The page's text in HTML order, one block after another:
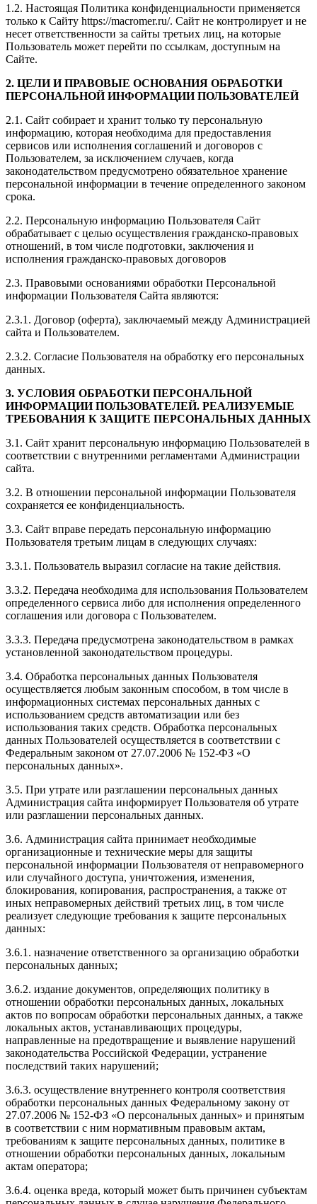
1.2. Настоящая Политика конфиденциальности применяется
только к Сайту https://macromer.ru/. Сайт не контролирует и не
несет ответственности за сайты третьих лиц, на которые
Пользователь может перейти по ссылкам, доступным на
Сайте.
2. ЦЕЛИ И ПРАВОВЫЕ ОСНОВАНИЯ ОБРАБОТКИ
ПЕРСОНАЛЬНОЙ ИНФОРМАЦИИ ПОЛЬЗОВАТЕЛЕЙ
2.1. Сайт собирает и хранит только ту персональную
информацию, которая необходима для предоставления
сервисов или исполнения соглашений и договоров с
Пользователем, за исключением случаев, когда
законодательством предусмотрено обязательное хранение
персональной информации в течение определенного законом
срока.
2.2. Персональную информацию Пользователя Сайт
обрабатывает с целью осуществления гражданско-правовых
отношений, в том числе подготовки, заключения и
исполнения гражданско-правовых договоров
2.3. Правовыми основаниями обработки Персональной
информации Пользователя Сайта являются:
2.3.1. Договор (оферта), заключаемый между Администрацией
сайта и Пользователем.
2.3.2. Согласие Пользователя на обработку его персональных
данных.
3. УСЛОВИЯ ОБРАБОТКИ ПЕРСОНАЛЬНОЙ
ИНФОРМАЦИИ ПОЛЬЗОВАТЕЛЕЙ. РЕАЛИЗУЕМЫЕ
ТРЕБОВАНИЯ К ЗАЩИТЕ ПЕРСОНАЛЬНЫХ ДАННЫХ
3.1. Сайт хранит персональную информацию Пользователей в
соответствии с внутренними регламентами Администрации
сайта.
3.2. В отношении персональной информации Пользователя
сохраняется ее конфиденциальность.
3.3. Сайт вправе передать персональную информацию
Пользователя третьим лицам в следующих случаях:
3.3.1. Пользователь выразил согласие на такие действия.
3.3.2. Передача необходима для использования Пользователем
определенного сервиса либо для исполнения определенного
соглашения или договора с Пользователем.
3.3.3. Передача предусмотрена законодательством в рамках
установленной законодательством процедуры.
3.4. Обработка персональных данных Пользователя
осуществляется любым законным способом, в том числе в
информационных системах персональных данных с
использованием средств автоматизации или без
использования таких средств. Обработка персональных
данных Пользователей осуществляется в соответствии с
Федеральным законом от 27.07.2006 № 152-ФЗ «О
персональных данных».
3.5. При утрате или разглашении персональных данных
Администрация сайта информирует Пользователя об утрате
или разглашении персональных данных.
3.6. Администрация сайта принимает необходимые
организационные и технические меры для защиты
персональной информации Пользователя от неправомерного
или случайного доступа, уничтожения, изменения,
блокирования, копирования, распространения, а также от
иных неправомерных действий третьих лиц, в том числе
реализует следующие требования к защите персональных
данных:
3.6.1. назначение ответственного за организацию обработки
персональных данных;
3.6.2. издание документов, определяющих политику в
отношении обработки персональных данных, локальных
актов по вопросам обработки персональных данных, а также
локальных актов, устанавливающих процедуры,
направленные на предотвращение и выявление нарушений
законодательства Российской Федерации, устранение
последствий таких нарушений;
3.6.3. осуществление внутреннего контроля соответствия
обработки персональных данных Федеральному закону от
27.07.2006 № 152-ФЗ «О персональных данных» и принятым
в соответствии с ним нормативным правовым актам,
требованиям к защите персональных данных, политике в
отношении обработки персональных данных, локальным
актам оператора;
3.6.4. оценка вреда, который может быть причинен субъектам